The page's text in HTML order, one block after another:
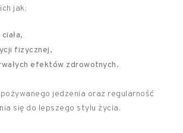
jak:
fizycznej,
efektów zdrowotnych.
jedzenia oraz regularność
się do lepszego stylu życia.